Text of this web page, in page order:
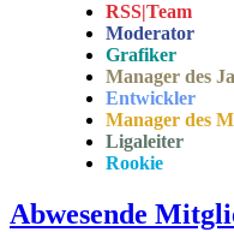
RSS|Team
Moderator
Grafiker
Manager des
Entwickler
Manager des
Ligaleiter
Rookie
Abwesende